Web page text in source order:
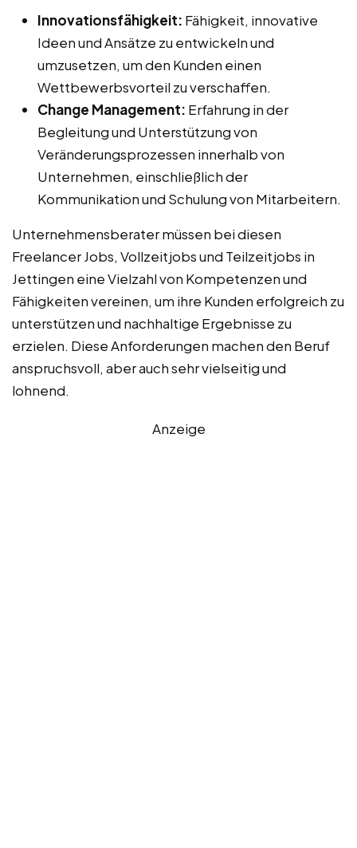
Innovationsfähigkeit: Fähigkeit, innovative
Ideen und Ansätze zu entwickeln und
umzusetzen, um den Kunden einen
Wettbewerbsvorteil zu verschaffen.
Change Management: Erfahrung in der
Begleitung und Unterstützung von
Veränderungsprozessen innerhalb von
Unternehmen, einschließlich der
Kommunikation und Schulung von Mitarbeitern.
Unternehmensberater müssen bei diesen
Freelancer Jobs, Vollzeitjobs und Teilzeitjobs in
Jettingen eine Vielzahl von Kompetenzen und
Fähigkeiten vereinen, um ihre Kunden erfolgreich zu
unterstützen und nachhaltige Ergebnisse zu
erzielen. Diese Anforderungen machen den Beruf
anspruchsvoll, aber auch sehr vielseitig und
lohnend.
Anzeige